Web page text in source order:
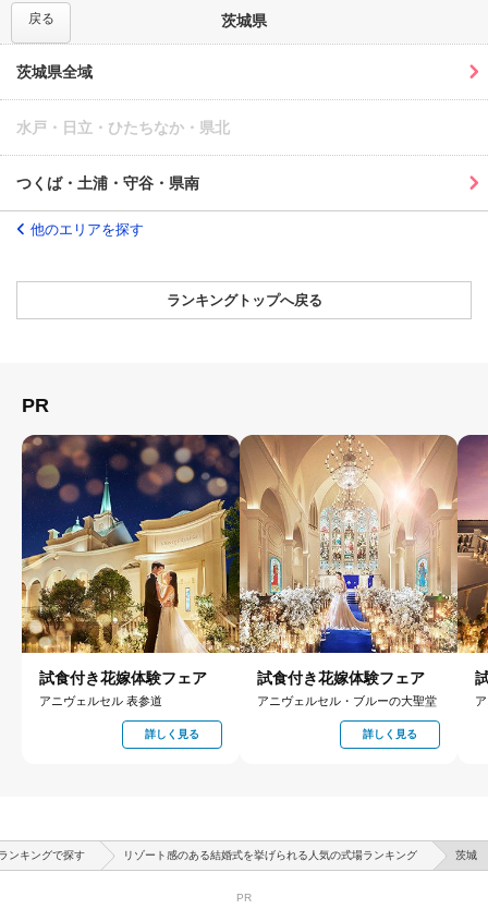
茨城県
戻る
茨城県全域
水戸・日立・ひたちなか・県北
つくば・土浦・守谷・県南
他のエリアを探す
ランキングトップへ戻る
PR
試食付き花嫁体験フェア
アニヴェルセル 表参道
詳しく見る
試食付き花嫁体験フェア
アニヴェルセル・ブルーの大聖堂
詳しく見る
ンキングで探す リゾート感のある結婚式を挙げられる人気の式場ランキング 茨城
PR